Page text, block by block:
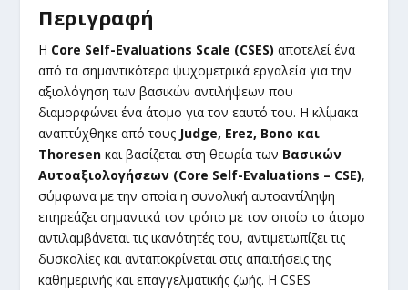
Περιγραφή
Η Core Self-Evaluations Scale (CSES) αποτελεί ένα
από τα σημαντικότερα ψυχομετρικά εργαλεία για την
αξιολόγηση των βασικών αντιλήψεων που
διαμορφώνει ένα άτομο για τον εαυτό του. Η κλίμακα
αναπτύχθηκε από τους Judge, Erez, Bono και
Thoresen και βασίζεται στη θεωρία των Βασικών
Αυτοαξιολογήσεων (Core Self-Evaluations – CSE),
σύμφωνα με την οποία η συνολική αυτοαντίληψη
επηρεάζει σημαντικά τον τρόπο με τον οποίο το άτομο
αντιλαμβάνεται τις ικανότητές του, αντιμετωπίζει τις
δυσκολίες και ανταποκρίνεται στις απαιτήσεις της
καθημερινής και επαγγελματικής ζωής. Η CSES